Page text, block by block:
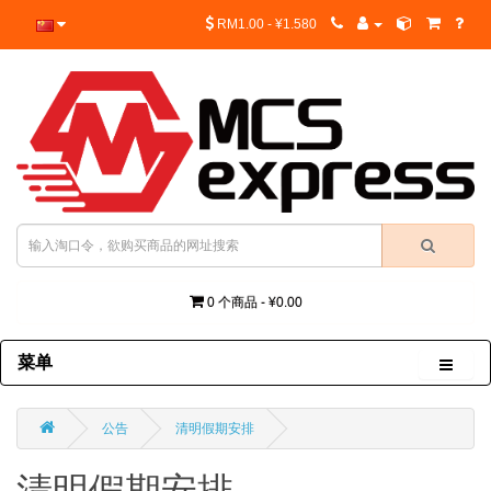
RM1.00 - ¥1.580
0 个商品 - ¥0.00
菜单
公告 清明假期安排